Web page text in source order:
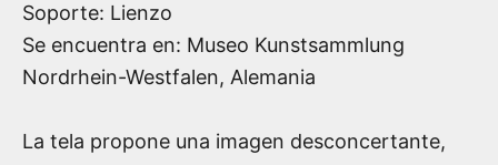
Soporte: Lienzo
Se encuentra en: Museo Kunstsammlung
Nordrhein-Westfalen, Alemania
La tela propone una imagen desconcertante,